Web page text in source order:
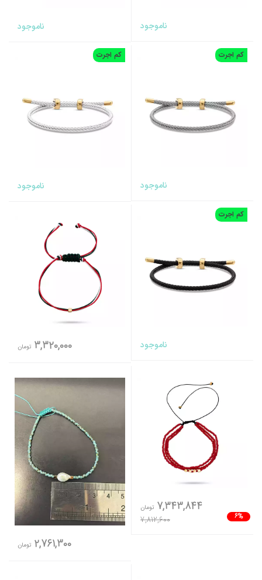
ناموجود ناموجود
کم اجرت
ناموجود
کم اجرت
ناموجود
کم اجرت
ناموجود 3,320,000 تومان
6%
7,343,844 تومان
7,812,600
2,761,300 تومان